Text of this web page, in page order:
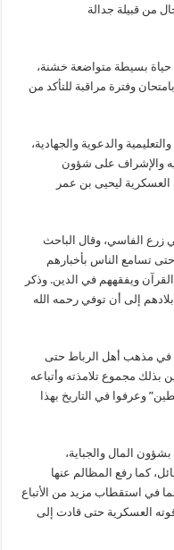
بسيطة متواضعة خشنة،
وفترة مراقبة للتأكد من
والتعليمية والدعوية والجهادية،
والإشراف على شؤون
العسكرية ليحيى بن عمر
أبي زرع الفاسي، وقال الباحث
تسامع الناس بأخبارهم
ويفقههم في الدين. وذكر
إلى أن توفي رحمه الله
في مذهب أهل الرباط حتى
بذلك مجموع تلامذته وأتباعه
وعرفوا في التاريخ بهذا
المال والجباية،
كما رفع المظالم عنها
في استقطاب مزيد من الأتباع
العسكرية حتى قادت إلى